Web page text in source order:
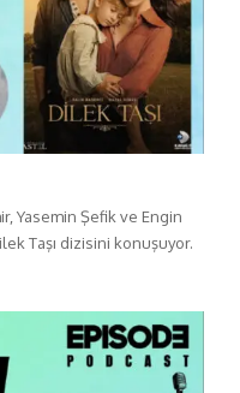
Yasemin Şefik ve Engin
Taşı dizisini konuşuyor.